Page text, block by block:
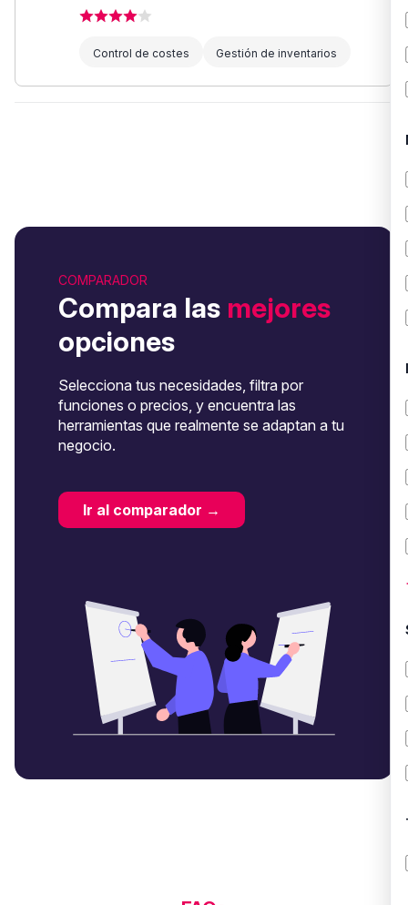
Control de costes Gestión de inventarios
COMPARADOR
Compara las mejores
opciones
Selecciona tus necesidades, filtra por
funciones o precios, y encuentra las
herramientas que realmente se adaptan a tu
negocio.
Ir al comparador →